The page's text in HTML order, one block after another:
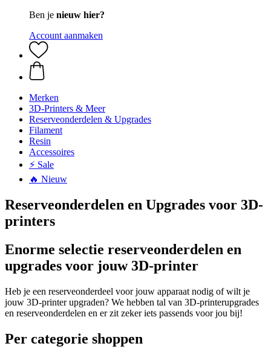
Ben je nieuw hier?
Account aanmaken
Merken
3D-Printers & Meer
Reserveonderdelen & Upgrades
Filament
Resin
Accessoires
⚡ Sale
🔥 Nieuw
Reserveonderdelen en Upgrades voor 3D-
printers
Enorme selectie reserveonderdelen en
upgrades voor jouw 3D-printer
Heb je een reserveonderdeel voor jouw apparaat nodig of wilt je
jouw 3D-printer upgraden? We hebben tal van 3D-printerupgrades
en reserveonderdelen en er zit zeker iets passends voor jou bij!
Per categorie shoppen